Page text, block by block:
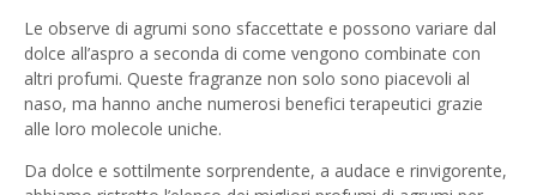
Le observe di agrumi sono sfaccettate e possono variare dal
dolce all’aspro a seconda di come vengono combinate con
altri profumi. Queste fragranze non solo sono piacevoli al
naso, ma hanno anche numerosi benefici terapeutici grazie
alle loro molecole uniche.
Da dolce e sottilmente sorprendente, a audace e rinvigorente,